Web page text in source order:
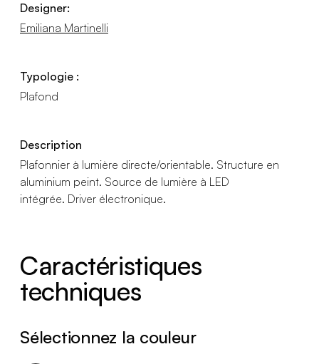
Designer:
Emiliana Martinelli
Typologie :
Plafond
Description
Plafonnier à lumière directe/orientable. Structure en
aluminium peint. Source de lumière à LED
intégrée. Driver électronique.
Caractéristiques
techniques
Sélectionnez la couleur